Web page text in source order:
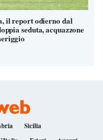
il report odierno dal
seduta, acquazzone
Sicilia